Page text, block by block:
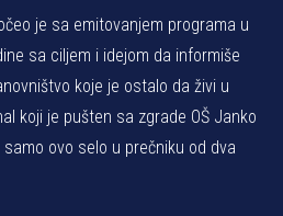
je sa emitovanjem programa u
sa ciljem i idejom da informiše
koje je ostalo da živi u
koji je pušten sa zgrade OŠ Janko
ovo selo u prečniku od dva